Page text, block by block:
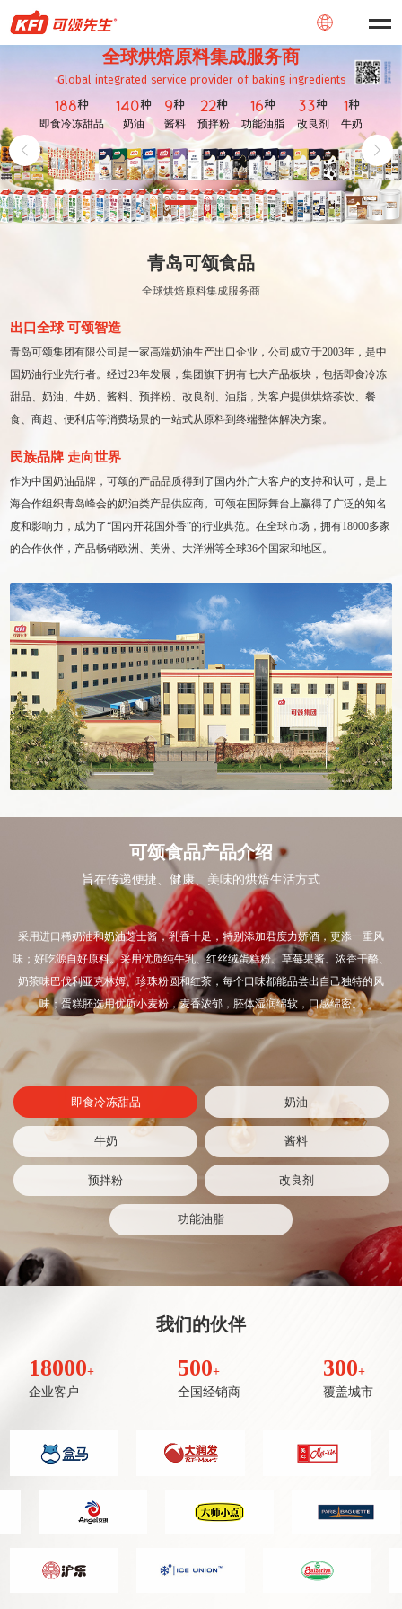
全球烘焙原料集成服务商
Global integrated service provider of baking ingredients
188种
即食冷冻甜品
140种
奶油
9种
酱料
22种
预拌粉
16种
功能油脂
33种
改良剂
1种
牛奶
青岛可颂食品
全球烘焙原料集成服务商
出口全球 可颂智造
青岛可颂集团有限公司是一家高端奶油生产出口企业，公司成立于2003年，是中
国奶油行业先行者。经过23年发展，集团旗下拥有七大产品板块，包括即食冷冻
甜品、奶油、牛奶、酱料、预拌粉、改良剂、油脂，为客户提供烘焙茶饮、餐
食、商超、便利店等消费场景的一站式从原料到终端整体解决方案。
民族品牌 走向世界
作为中国奶油品牌，可颂的产品品质得到了国内外广大客户的支持和认可，是上
海合作组织青岛峰会的奶油类产品供应商。可颂在国际舞台上赢得了广泛的知名
度和影响力，成为了“国内开花国外香”的行业典范。在全球市场，拥有18000多家
的合作伙伴，产品畅销欧洲、美洲、大洋洲等全球36个国家和地区。
可颂食品产品介绍
旨在传递便捷、健康、美味的烘焙生活方式
采用进口稀奶油和奶油芝士酱，乳香十足，特别添加君度力娇酒，更添一重风
味；好吃源自好原料。采用优质纯牛乳、红丝绒蛋糕粉、草莓果酱、浓香干酪、
奶茶味巴伐利亚克林姆、珍珠粉圆和红茶，每个口味都能品尝出自己独特的风
味；蛋糕胚选用优质小麦粉，麦香浓郁，胚体湿润绵软，口感绵密。
即食冷冻甜品 奶油
牛奶 酱料
预拌粉 改良剂
功能油脂
我们的伙伴
18000+
企业客户
500+
全国经销商
300+
覆盖城市